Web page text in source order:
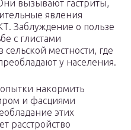
вызывают гастриты,
явления
Заблуждение о пользе
с глистами
местности, где
у населения.
накормить
и фасциями
этих
расстройство